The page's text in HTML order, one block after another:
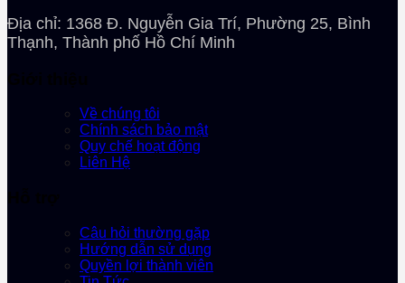
Địa chỉ: 1368 Đ. Nguyễn Gia Trí, Phường 25, Bình
Thạnh, Thành phố Hồ Chí Minh
Về chúng tôi
Chính sách bảo mật
Quy chế hoạt động
Liên Hệ
Câu hỏi thường gặp
Hướng dẫn sử dụng
Quyền lợi thành viên